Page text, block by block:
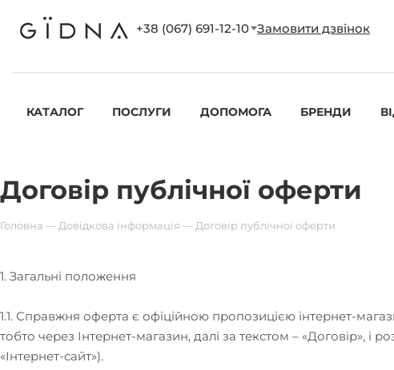
+38 (067) 691-12-10 Замовити дзвінок
КАТАЛОГ ПОСЛУГИ ДОПОМОГА БРЕНДИ
Договір публічної оферти
Головна — Довідкова інформація — Договір публічної оферти
1. Загальні положення
1.1. Справжня оферта є офіційною пропозицією інтернет-
тобто через Інтернет-магазин, далі за текстом – «Договір»,
«Інтернет-сайт»).